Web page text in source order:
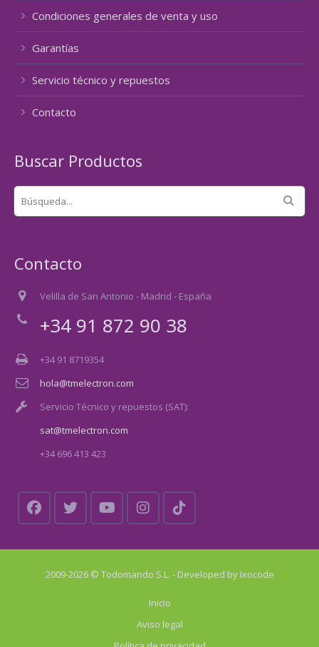
Condiciones generales de venta y uso
Garantías
Servicio técnico y repuestos
Contacto
Buscar Productos
Contacto
Velilla de San Antonio - Madrid - España
+34 91 872 90 38
+34 91 8719354
hola@tmelectron.com
Servicio Técnico y repuestos (SAT):
sat@tmelectron.com
+34 696 413 423
2009-2026 © Todomando S.L. - Developed by Ixocode
Inicio
Aviso legal